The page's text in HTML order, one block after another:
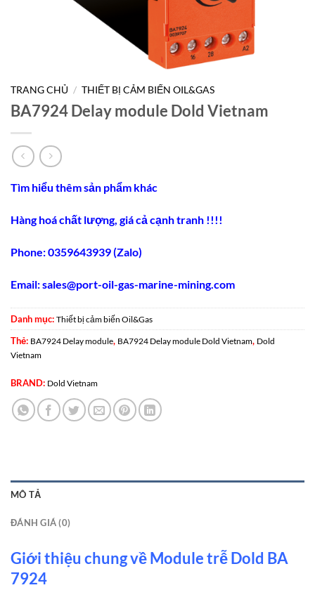
TRANG CHỦ / THIẾT BỊ CẢM BIẾN OIL&GAS
BA7924 Delay module Dold Vietnam
Tìm hiểu thêm sản phẩm khác
Hàng hoá chất lượng, giá cả cạnh tranh !!!!
Phone: 0359643939 (Zalo)
Email:sales@port-oil-gas-marine-mining.com
Danh mục: Thiết bị cảm biến Oil&Gas
Thẻ: BA7924 Delay module, BA7924 Delay module Dold Vietnam, Dold
Vietnam
BRAND: Dold Vietnam
MÔ TẢ
ĐÁNH GIÁ (0)
Giới thiệu chung về Module trễ Dold BA
7924